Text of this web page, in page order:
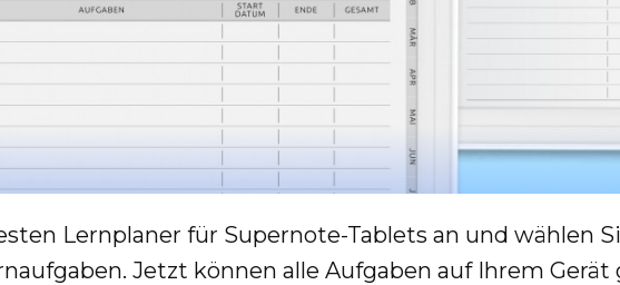
Lernplaner für Supernote-Tablets an und wählen
Jetzt können alle Aufgaben auf Ihrem